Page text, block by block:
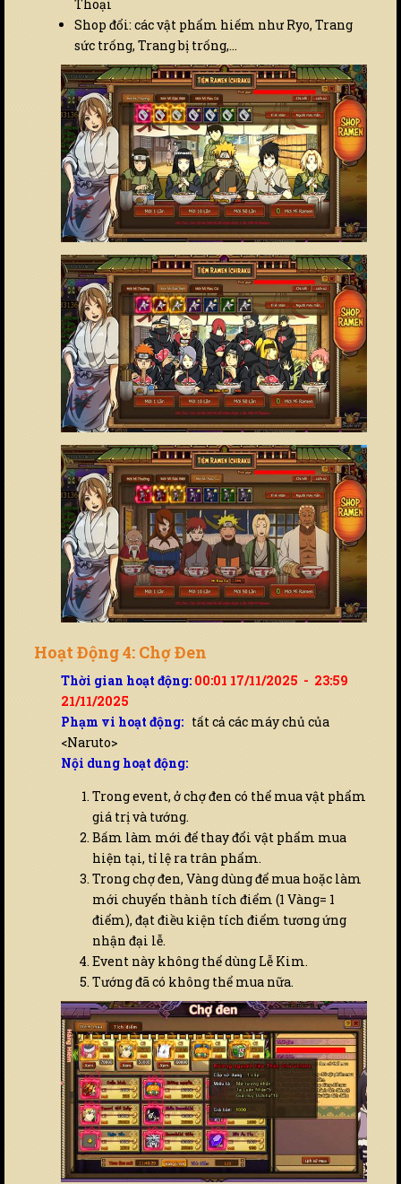
Thoại
Shop đổi: các vật phẩm hiếm như Ryo, Trang
sức trống, Trang bị trống,…
Hoạt Động 4: Chợ Đen
Thời gian hoạt động: 00:01 17/11/2025 - 23:59
21/11/2025
Phạm vi hoạt động: tất cả các máy chủ của
<Naruto>
Nội dung hoạt động:
Trong event, ở chợ đen có thể mua vật phẩm
giá trị và tướng.
Bấm làm mới để thay đổi vật phẩm mua
hiện tại, tỉ lệ ra trân phẩm.
Trong chợ đen, Vàng dùng để mua hoặc làm
mới chuyển thành tích điểm (1 Vàng= 1
điểm), đạt điều kiện tích điểm tương ứng
nhận đại lễ.
Event này không thể dùng Lễ Kim.
Tướng đã có không thể mua nữa.